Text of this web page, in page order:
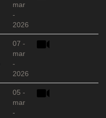
mar
-
2026
07 -
mar
-
2026
05 -
mar
-